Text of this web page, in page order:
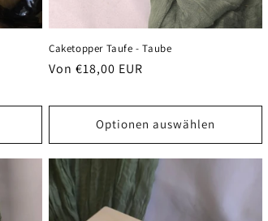
Caketopper Taufe - Taube
Normaler
Von €18,00 EUR
Optionen auswählen